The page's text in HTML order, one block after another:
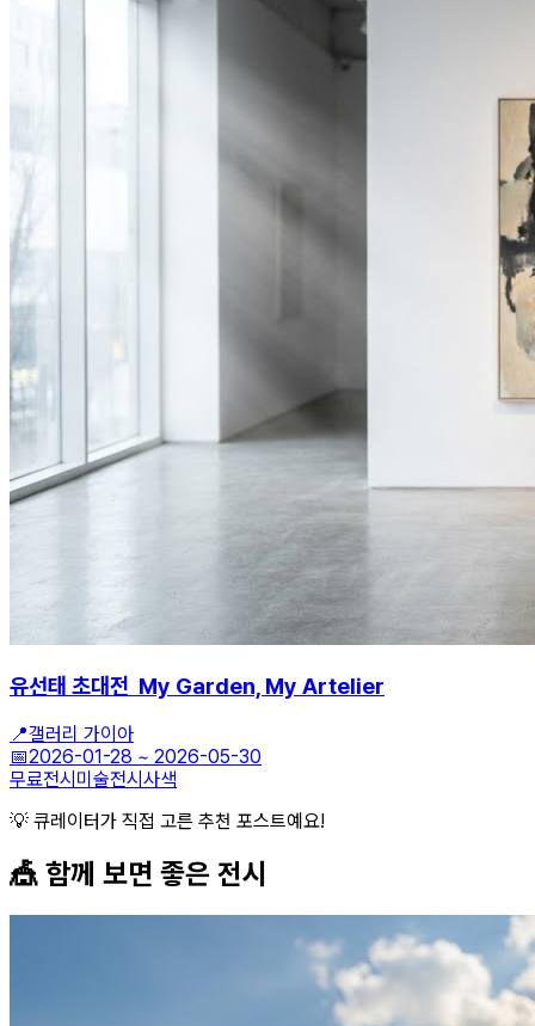
유선태 초대전 My Garden, My Artelier
📍갤러리 가이아
📅2026-01-28 ~ 2026-05-30
무료전시 미술전시 사색
💡 큐레이터가 직접 고른 추천 포스트예요!
🎪 함께 보면 좋은 전시